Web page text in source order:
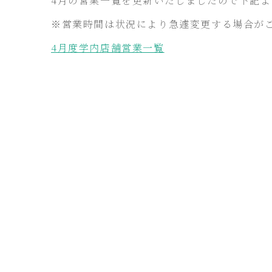
※営業時間は状況により急遽変更する場合が
4月度学内店舗営業一覧